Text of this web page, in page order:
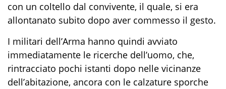
con un coltello dal convivente, il quale, si era
allontanato subito dopo aver commesso il gesto.
I militari dell’Arma hanno quindi avviato
immediatamente le ricerche dell’uomo, che,
rintracciato pochi istanti dopo nelle vicinanze
dell’abitazione, ancora con le calzature sporche